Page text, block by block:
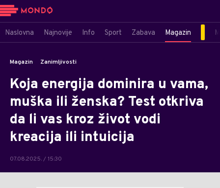
Naslovna Najnovije Info Sport Zabava Magazin
Magazin Zanimljivosti
Koja energija dominira u vama,
muška ili ženska? Test otkriva
da li vas kroz život vodi
kreacija ili intuicija
07.08.2025. / 15:30